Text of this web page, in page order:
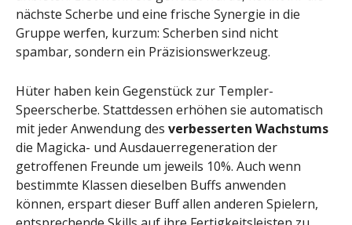
nächste Scherbe und eine frische Synergie in die
Gruppe werfen, kurzum: Scherben sind nicht
spambar, sondern ein Präzisionswerkzeug.
Hüter haben kein Gegenstück zur Templer-
Speerscherbe. Stattdessen erhöhen sie automatisch
mit jeder Anwendung des verbesserten Wachstums
die Magicka- und Ausdauerregeneration der
getroffenen Freunde um jeweils 10%. Auch wenn
bestimmte Klassen dieselben Buffs anwenden
können, erspart dieser Buff allen anderen Spielern,